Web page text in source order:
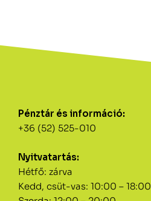
Pénztár és információ:
+36 (52) 525-010
Nyitvatartás:
Hétfő: zárva
Kedd, csüt-vas: 10:00 – 18:00